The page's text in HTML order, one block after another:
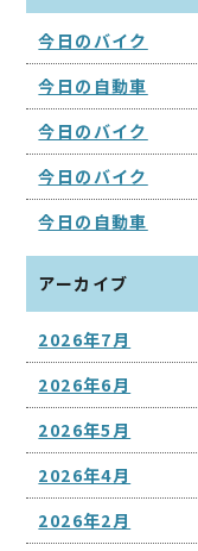
今日のバイク
今日の自動車
今日のバイク
今日のバイク
今日の自動車
アーカイブ
2026年7月
2026年6月
2026年5月
2026年4月
2026年2月